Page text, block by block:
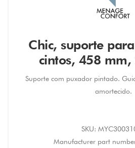
Chic, suporte
cintos, 458 mm,
Suporte com puxador pintado.
amortecido.
SKU:
Manufacturer part